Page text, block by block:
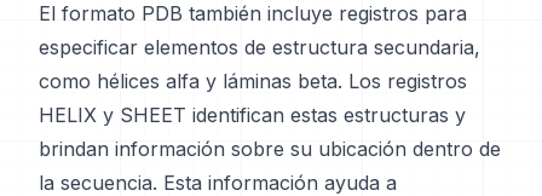
El formato PDB también incluye registros para
especificar elementos de estructura secundaria,
como hélices alfa y láminas beta. Los registros
HELIX y SHEET identifican estas estructuras y
brindan información sobre su ubicación dentro de
la secuencia. Esta información ayuda a